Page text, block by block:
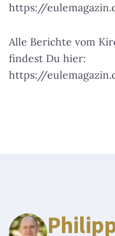
https://
Alle Berichte vom
findest Du hier:
https://